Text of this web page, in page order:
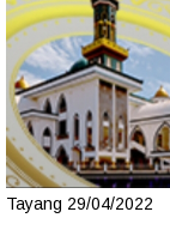
Tayang 29/04/2022